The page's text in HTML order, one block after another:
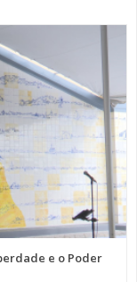
e o Poder